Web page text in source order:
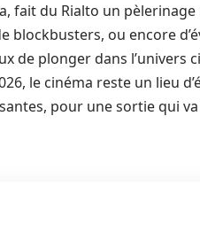
fait du Rialto un
blockbusters, ou encore
de plonger dans l’univers
le cinéma reste un lieu
pour une sortie qui